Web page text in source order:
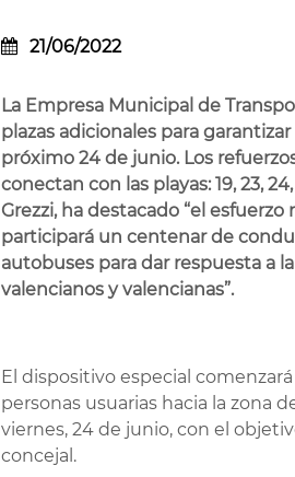
21/06/2022
La Empresa Municipal de
plazas adicionales para
próximo 24 de junio. Los
conectan con las playas: 19, 23,
Grezzi, ha destacado “el
participará un centenar de
autobuses para dar respuesta a
valencianos y valencianas”.
El dispositivo especial comenzará
personas usuarias hacia la zona
viernes, 24 de junio, con el
concejal.